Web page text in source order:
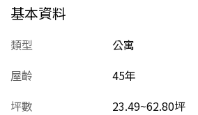
基本資料
類型
公寓
屋齡
45年
坪數
23.49~62.80坪